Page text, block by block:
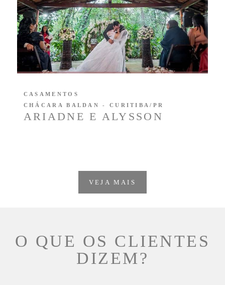
ARIADNE E ALYSSON
CASAMENTOS
CHÁCARA BALDAN - CURITIBA/PR
VEJA MAIS
O QUE OS CLIENTES
DIZEM?